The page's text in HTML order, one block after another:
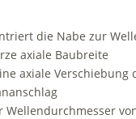
die Nabe zur
axiale Baubreite
axiale
Wellendurchmesser